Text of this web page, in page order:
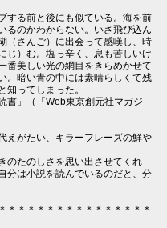
する前と後にも似ている。海を前
るのかわからない。いざ飛び込ん
（さんご）に出会って感嘆し、時
じ）む。塩っ辛く、息も苦しいけ
番美しい光の網目をきらめかせて
。暗い青の中には素晴らしくて残
ってしまった。
（「Web東京創元社マガジ
えがたい、キラーフレーズの鮮や
のたのしさを思い出させてくれ
分は小説を読んでいるのだと、分
＊＊＊＊＊＊＊＊＊＊＊＊＊＊＊